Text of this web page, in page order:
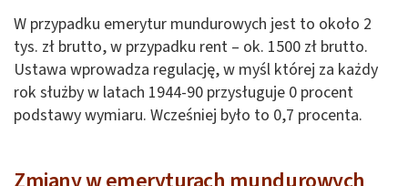
W przypadku emerytur mundurowych jest to około 2
tys. zł brutto, w przypadku rent – ok. 1500 zł brutto.
Ustawa wprowadza regulację, w myśl której za każdy
rok służby w latach 1944-90 przysługuje 0 procent
podstawy wymiaru. Wcześniej było to 0,7 procenta.